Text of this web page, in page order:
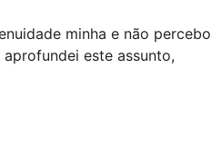
minha e não percebo
este assunto,